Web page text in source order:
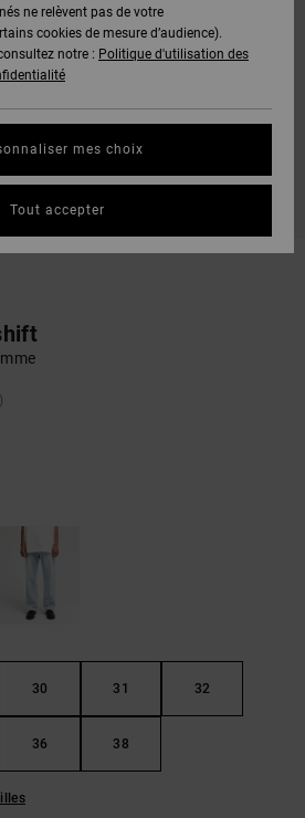
30 31 32
36 38
ne relèvent pas de votre
cookies de mesure d’audience).
notre : Politique d'utilisation des
mes choix
Tout accepter